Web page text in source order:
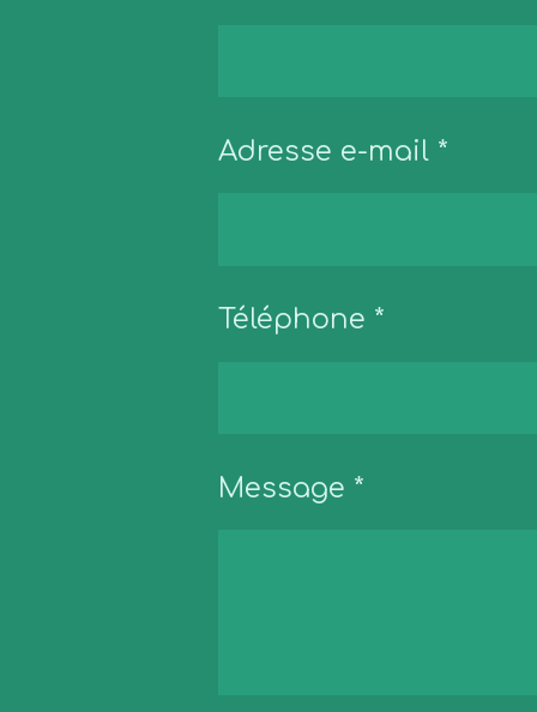
Adresse e-mail *
Téléphone *
Message *